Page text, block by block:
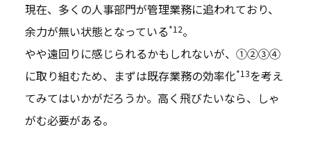
現在、多くの人事部門が管理業務に追われており、
余力が無い状態となっている*12。
やや遠回りに感じられるかもしれないが、①②③④
に取り組むため、まずは既存業務の効率化*13を考え
てみてはいかがだろうか。高く飛びたいなら、しゃ
がむ必要がある。